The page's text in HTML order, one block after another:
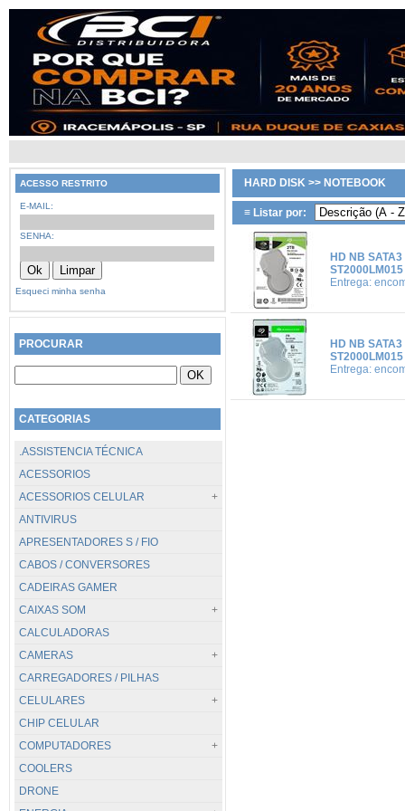
ACESSO RESTRITO
E-MAIL:
SENHA:
Esqueci minha senha
HARD DISK >> NOTEBOOK
≡ Listar por:
HD NB
ST2000LM015
Entrega:
HD NB
ST2000LM015
Entrega:
PROCURAR
CATEGORIAS
.ASSISTENCIA TÉCNICA
ACESSORIOS
ACESSORIOS CELULAR
TODOS...
CABOS / CARREGADORES
POWER BANK
SUPORTES
ANTIVIRUS
APRESENTADORES S / FIO
CABOS / CONVERSORES
CADEIRAS GAMER
CAIXAS SOM
TODOS...
.PC / BLUETOOTH
JBL
CALCULADORAS
CAMERAS
TODOS...
DIGITAIS
GOPRO / GOAL PRO
VIGILANCIA
WEBCAM
CARREGADORES / PILHAS
CELULARES
TODOS...
APPLE
CATERPILLAR
HUAWEI
CHIP CELULAR
COMPUTADORES
TODOS...
DESKTOP
COOLERS
DRONE